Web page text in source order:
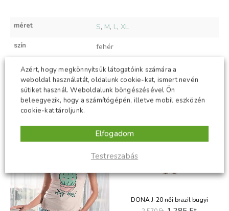
méret S, M, L,XL
szín fehér
KAPCSOLÓDÓ TERMÉKEK
DONA J-20 női brazil bugyi
Azért, hogy megkönnyítsük látogatóink számára a
weboldal használatát, oldalunk cookie-kat, ismert nevén
sütiket használ. Weboldalunk böngészésével Ön
beleegyezik, hogy a számítógépén, illetve mobil eszközén
cookie-kat tároljunk.
Testreszabás
Elfogadom